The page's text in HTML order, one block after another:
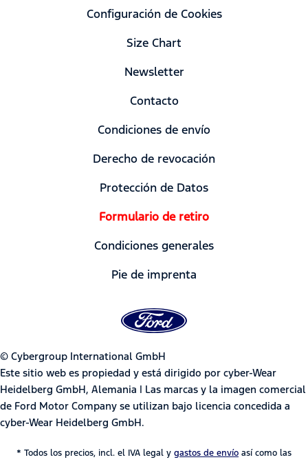
Configuración de Cookies
Size Chart
Newsletter
Contacto
Condiciones de envío
Derecho de revocación
Protección de Datos
Formulario de retiro
Condiciones generales
Pie de imprenta
© Cybergroup International GmbH
Este sitio web es propiedad y está dirigido por cyber-Wear
Heidelberg GmbH, Alemania | Las marcas y la imagen comercial
de Ford Motor Company se utilizan bajo licencia concedida a
cyber-Wear Heidelberg GmbH.
* Todos los precios, incl. el IVA legal y gastos de envío así como las